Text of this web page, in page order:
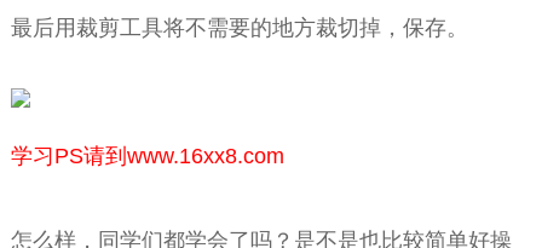
最后用裁剪工具将不需要的地方裁切掉，保存。
学习PS请到www.16xx8.com
怎么样，同学们都学会了吗？是不是也比较简单好操